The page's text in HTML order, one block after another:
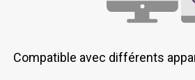
Compatible avec différents